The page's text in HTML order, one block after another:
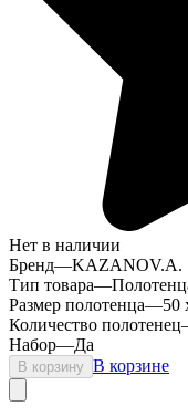
Нет в наличии
Бренд—KAZANOV.A.
Тип товара—
Размер полотенца—50
Количество полотенец
Набор—Да
В корзину В корзине